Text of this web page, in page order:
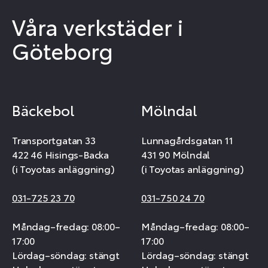
Våra verkstäder i
Göteborg
Bäckebol
Transportgatan 33
422 46 Hisings-Backa
(i Toyotas anläggning)
031-725 23 70
Måndag–fredag: 08:00–
17:00
Lördag–söndag: stängt
Mölndal
Lunnagårdsgatan 11
431 90 Mölndal
(i Toyotas anläggning)
031-750 24 70
Måndag–fredag: 08:00–
17:00
Lördag–söndag: stängt